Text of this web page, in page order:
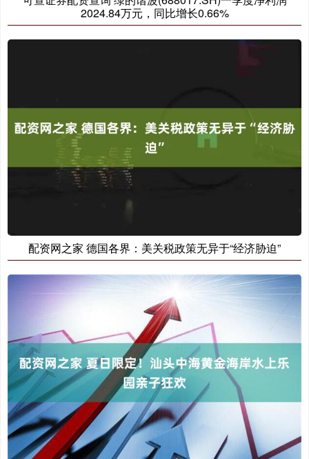
2024.84万元，同比增长0.66%
配资网之家 德国各界：美关税政策无异于“经济胁迫”